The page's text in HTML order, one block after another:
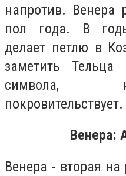
напротив. Венера
пол года. В
делает петлю в
заметить
символа,
покровительствует.
Венера:
Венера - вторая на